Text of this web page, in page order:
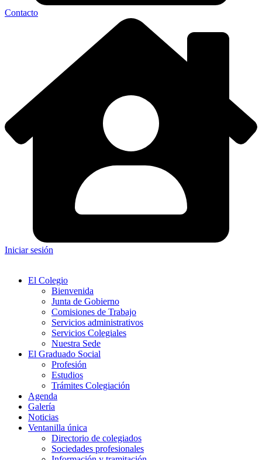
Contacto
Iniciar sesión
El Colegio
Bienvenida
Junta de Gobierno
Comisiones de Trabajo
Servicios administrativos
Servicios Colegiales
Nuestra Sede
El Graduado Social
Profesión
Estudios
Trámites Colegiación
Agenda
Galería
Noticias
Ventanilla única
Directorio de colegiados
Sociedades profesionales